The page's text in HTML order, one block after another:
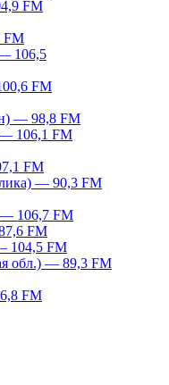
FM
FM
106,5
FM
— 98,8 FM
106,1 FM
FM
— 90,3 FM
— 106,7 FM
FM
104,5 FM
обл.) — 89,3 FM
FM